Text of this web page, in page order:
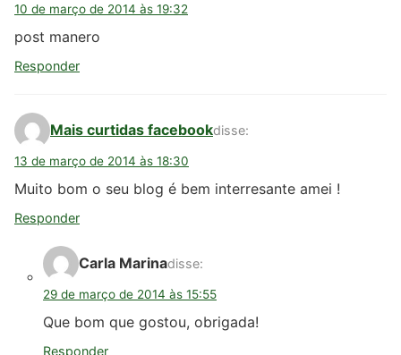
10 de março de 2014 às 19:32
post manero
Responder
Mais curtidas facebookdisse:
13 de março de 2014 às 18:30
Muito bom o seu blog é bem interresante amei !
Responder
Carla Marinadisse:
29 de março de 2014 às 15:55
Que bom que gostou, obrigada!
Responder